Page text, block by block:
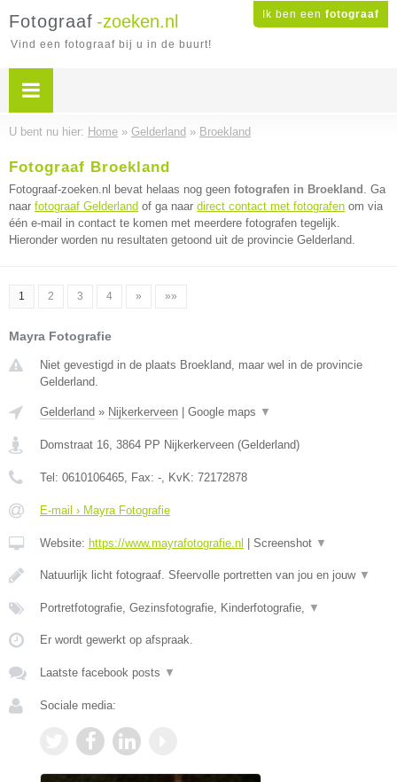
Ik ben een fotograaf
Fotograaf -zoeken.nl
Vind een fotograaf bij u in de buurt!
U bent nu hier: Home » Gelderland » Broekland
Fotograaf Broekland
Fotograaf-zoeken.nl bevat helaas nog geen fotografen in Broekland . Ga
naar fotograaf Gelderland of ga naar direct contact met fotografen om via
één e-mail in contact te komen met meerdere fotografen tegelijk.
Hieronder worden nu resultaten getoond uit de provincie Gelderland.
1 2 3 4 » »»
Mayra Fotografie
Niet gevestigd in de plaats Broekland, maar wel in de provincie
Gelderland.
Gelderland » Nijkerkerveen Google maps ▼
Domstraat 16, 3864 PP Nijkerkerveen (Gelderland)
Tel: 0610106465, Fax: -, KvK: 72172878
E-mail › Mayra Fotografie
Website: https://www.mayrafotografie.nl Screenshot ▼
Natuurlijk licht fotograaf. Sfeervolle portretten van jou en jouw ▼
Portretfotografie, Gezinsfotografie, Kinderfotografie, ▼
Er wordt gewerkt op afspraak.
Laatste facebook posts ▼
Sociale media: